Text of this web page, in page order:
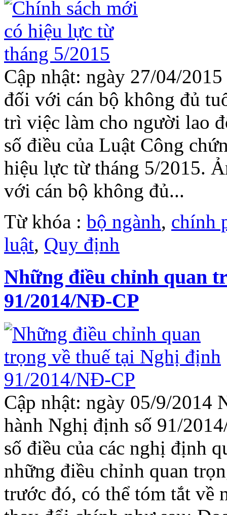
Cập nhật: ngày 27/04/
đối với cán bộ không đủ
trì việc làm cho người lao
số điều của Luật Công
hiệu lực từ tháng 5/2015.
với cán bộ không đủ...
Từ khóa : bộ ngành, chính
luật, Quy định
Những điều chỉnh quan
91/2014/NĐ-CP
Cập nhật: ngày 05/9/2014
hành Nghị định số 91/
số điều của các nghị định
những điều chỉnh quan
trước đó, có thể tóm tắt về